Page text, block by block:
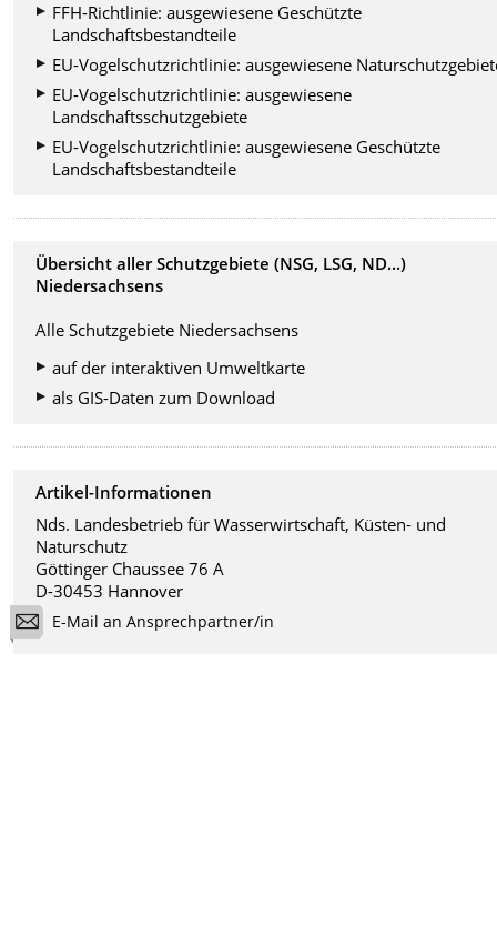
FFH-Richtlinie: ausgewiesene Geschützte
Landschaftsbestandteile
EU-Vogelschutzrichtlinie: ausgewiesene
EU-Vogelschutzrichtlinie: ausgewiesene
Landschaftsschutzgebiete
EU-Vogelschutzrichtlinie: ausgewiesene Geschützte
Landschaftsbestandteile
Übersicht aller Schutzgebiete (NSG, LSG, ND...)
Niedersachsens
Alle Schutzgebiete Niedersachsens
auf der interaktiven Umweltkarte
als GIS-Daten zum Download
Artikel-Informationen
Nds. Landesbetrieb für Wasserwirtschaft, Küsten- und
Naturschutz
Göttinger Chaussee 76 A
D-30453 Hannover
E-Mail an Ansprechpartner/in